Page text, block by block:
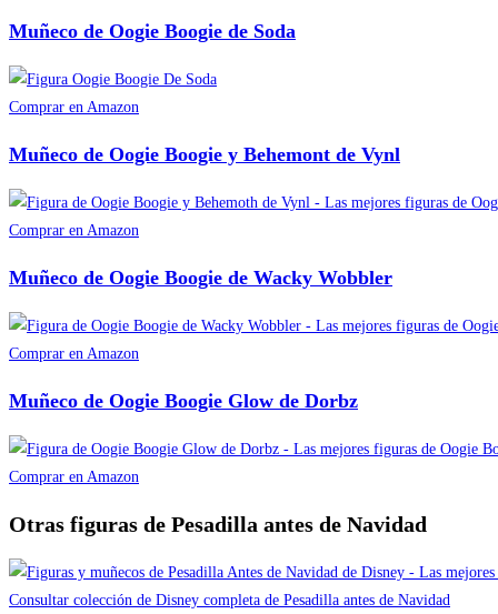
Muñeco de Oogie Boogie de Soda
Comprar en Amazon
Muñeco de Oogie Boogie y Behemont de Vynl
Comprar en Amazon
Muñeco de Oogie Boogie de Wacky Wobbler
Comprar en Amazon
Muñeco de Oogie Boogie Glow de Dorbz
Comprar en Amazon
Otras figuras de Pesadilla antes de Navidad
Consultar colección de Disney completa de Pesadilla antes de Navidad